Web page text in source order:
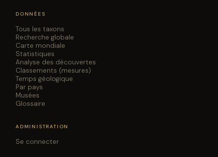
DONNÉES
Tous les taxons
Recherche globale
Carte mondiale
Statistiques
Analyse des découvertes
Classements (mesures)
Temps géologique
Par pays
Musées
Glossaire
ADMINISTRATION
Se connecter